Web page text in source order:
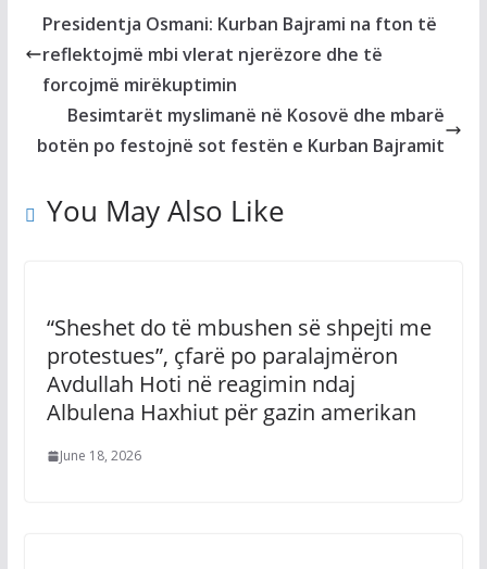
Presidentja Osmani: Kurban Bajrami na fton të
reflektojmë mbi vlerat njerëzore dhe të
forcojmë mirëkuptimin
Besimtarët myslimanë në Kosovë dhe mbarë
botën po festojnë sot festën e Kurban Bajramit
You May Also Like
“Sheshet do të mbushen së shpejti me
protestues”, çfarë po paralajmëron
Avdullah Hoti në reagimin ndaj
Albulena Haxhiut për gazin amerikan
June 18, 2026